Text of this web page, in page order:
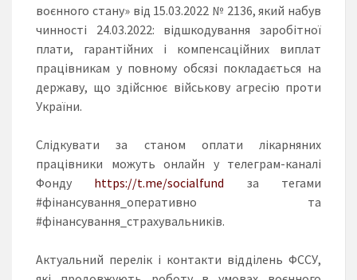
воєнного стану» від 15.03.2022 № 2136, який набув
чинності 24.03.2022: відшкодування заробітної
плати, гарантійних і компенсаційних виплат
працівникам у повному обсязі покладається на
державу, що здійснює військову агресію проти
України.
Слідкувати за станом оплати лікарняних
працівники можуть онлайн у телеграм-каналі
Фонду https://t.me/socialfund за тегами
#фінансування_оперативно та
#фінансування_страхувальників.
Актуальний перелік і контакти відділень ФССУ,